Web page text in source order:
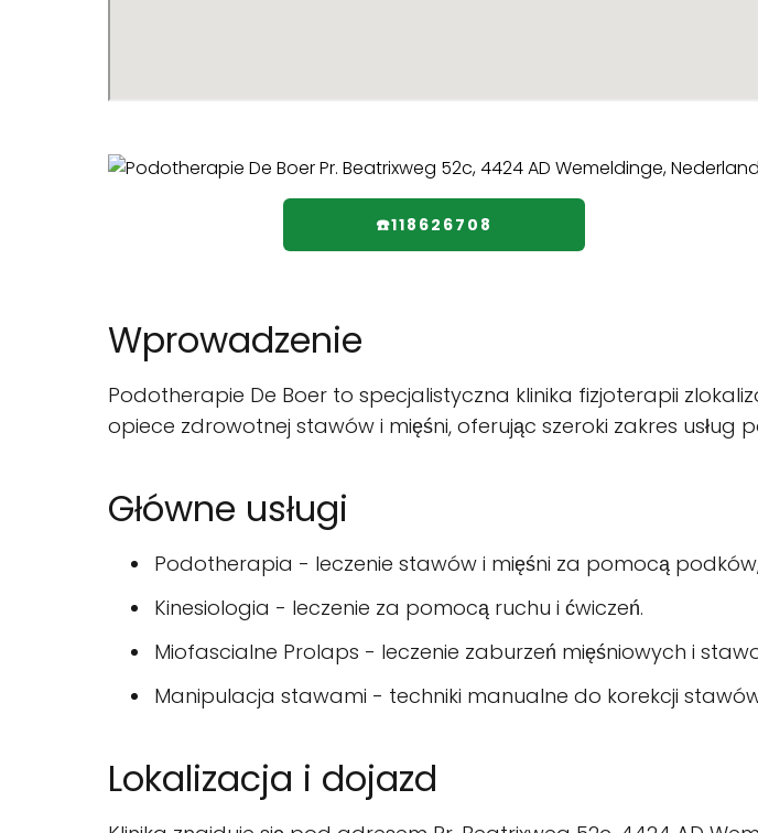
☎️118626708
Wprowadzenie
Podotherapie De Boer to specjalistyczna klinika fizjoterapii
opiece zdrowotnej stawów i mięśni, oferując szeroki zakres usług
Główne usługi
Podotherapia - leczenie stawów i mięśni za pomocą
Kinesiologia - leczenie za pomocą ruchu i ćwiczeń.
Miofascialne Prolaps - leczenie zaburzeń mięśniowych i
Manipulacja stawami - techniki manualne do korekcji
Lokalizacja i dojazd